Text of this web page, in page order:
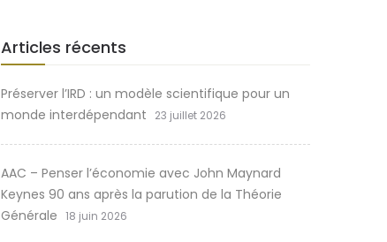
Articles récents
Préserver l’IRD : un modèle scientifique pour un
monde interdépendant
23 juillet 2026
AAC – Penser l’économie avec John Maynard
Keynes 90 ans après la parution de la Théorie
Générale 18 juin 2026